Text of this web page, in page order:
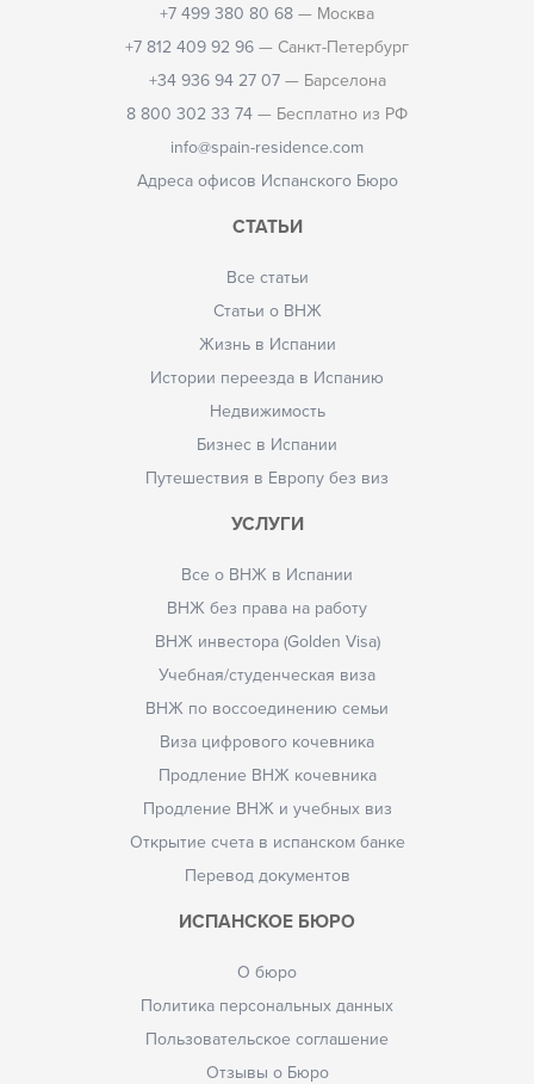
+7 499 380 80 68 — Москва
+7 812 409 92 96 — Санкт-Петербург
+34 936 94 27 07— Барселона
8 800 302 33 74 — Бесплатно из РФ
info@spain-residence.com
Адреса офисов Испанского Бюро
СТАТЬИ
Все статьи
Статьи о ВНЖ
Жизнь в Испании
Истории переезда в Испанию
Недвижимость
Бизнес в Испании
Путешествия в Европу без виз
УСЛУГИ
Все о ВНЖ в Испании
ВНЖ без права на работу
ВНЖ инвестора (Golden Visa)
Учебная/студенческая виза
ВНЖ по воссоединению семьи
Виза цифрового кочевника
Продление ВНЖ кочевника
Продление ВНЖ и учебных виз
Открытие счета в испанском банке
Перевод документов
ИСПАНСКОЕ БЮРО
О бюро
Политика персональных данных
Пользовательское соглашение
Отзывы о Бюро